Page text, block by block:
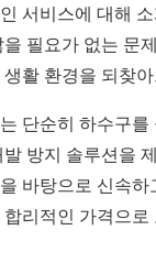
서비스에 대해
을 필요가 없는 문
생활 환경을 되찾
단순히 하수구를
발 방지 솔루션을
바탕으로 신속하
합리적인 가격으